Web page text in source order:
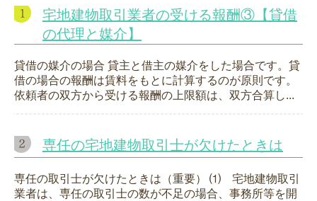
宅地建物取引業者の受ける報酬③【貸借
の代理と媒介】
貸借の媒介の場合 貸主と借主の媒介をした場合です。貸
借の場合の報酬は賃料をもとに計算するのが原則です。
依頼者の双方から受ける報酬の上限額は、双方合算し...
専任の宅地建物取引士が欠けたときは
専任の取引士が欠けたときは（重要） ⑴ 宅地建物取引
業者は、専任の取引士の数が不足の場合、事務所等を開